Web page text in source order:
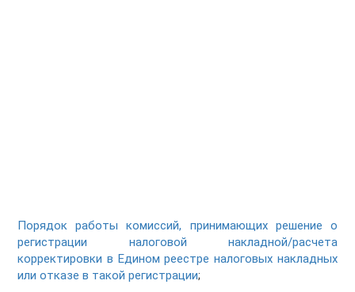
Порядок работы комиссий, принимающих решение о
регистрации налоговой накладной/расчета
корректировки в Едином реестре налоговых накладных
или отказе в такой регистрации;